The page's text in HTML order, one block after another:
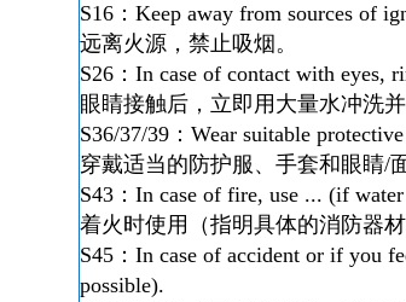
S16：Keep away from sources of
远离火源，禁止吸烟。
S26：In case of contact with eyes,
眼睛接触后，立即用大量水冲洗并
S36/37/39：Wear suitable
穿戴适当的防护服、手套和眼睛/
S43：In case of fire, use ... (if
着火时使用（指明具体的消防器
S45：In case of accident or if you
possible).